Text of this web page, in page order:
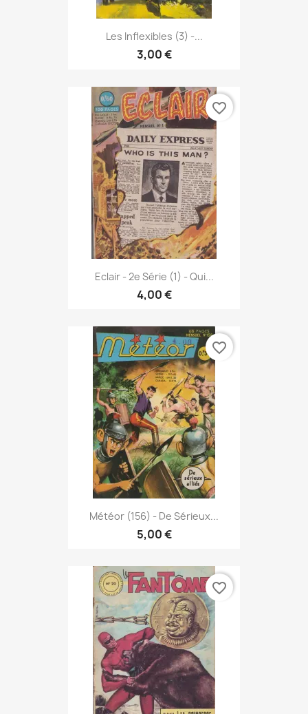
Les Inflexibles (3) -...
3,00 €
Eclair - 2e Série (1) - Qui...
4,00 €
favorite_border
Météor (156) - De Sérieux...
5,00 €
favorite_border
favorite_border